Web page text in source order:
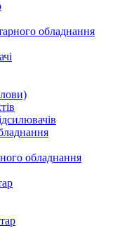
обладнання
обладнання